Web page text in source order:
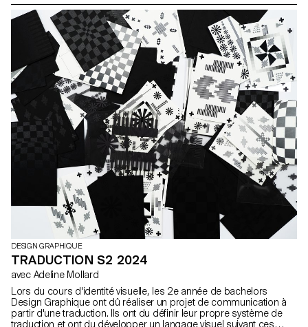
DESIGN GRAPHIQUE
TRADUCTION S2 2024
avec Adeline Mollard
Lors du cours d'identité visuelle, les 2e année de bachelors
Design Graphique ont dû réaliser un projet de communication à
partir d'une traduction. Ils ont du définir leur propre système de
traduction et ont du développer un langage visuel suivant ces